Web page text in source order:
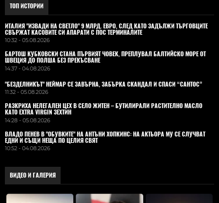
ТОП ИСТОРИИ
ИТАЛИЯ "ИЗВАДИ НА СВЕТЛО" 9 МЛРД. ЕВРО, СЛЕД КАТО ЗАДЪЛЖИ ТЪРГОВЦИТЕ
СВЪРЖАТ КАСОВИТЕ СИ АПАРАТИ С ПОС ТЕРМИНАЛИТЕ
10:32 - 05.08.2026
БАРТОШ КУБКОВСКИ СТАНА ПЪРВИЯТ ЧОВЕК, ПРЕПЛУВАЛ БАЛТИЙСКО МОРЕ ОТ
ШВЕЦИЯ ДО ПОЛША БЕЗ ПРЕКЪСВАНЕ
14:37 - 04.08.2026
"БЕЗДЕЛНИКЪТ" НЕЙМАР СЕ ЗАВЪРНА, ЗАБЪРКА СКАНДАЛ И СПАСИ “САНТОС”
11:32 - 05.08.2026
РАЗКРИХА НЕЛЕГАЛЕН ЦЕХ В СЕЛО ЖИТЕН – БУТИЛИРАЛИ РАСТИТЕЛНО МАСЛО
КАТО EXTRA VIRGIN ЗЕХТИН
14:28 - 05.08.2026
ВЛАДO ПЕНЕВ В "ОБУВКИТЕ" НА АНТЪНИ ХОПКИНС: НА АКТЬОРА МУ СЕ СЛУЧВАТ
ЕДНИ И СЪЩИ НЕЩА ПО ЦЕЛИЯ СВЯТ
10:52 - 04.08.2026
ВИДЕО И ГАЛЕРИЯ